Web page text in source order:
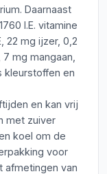
Daarnaast
I.E. vitamine
22 mg ijzer, 0,2
mg mangaan,
kleurstoffen en
en kan vrij
met zuiver
koel om de
voor
afmetingen van